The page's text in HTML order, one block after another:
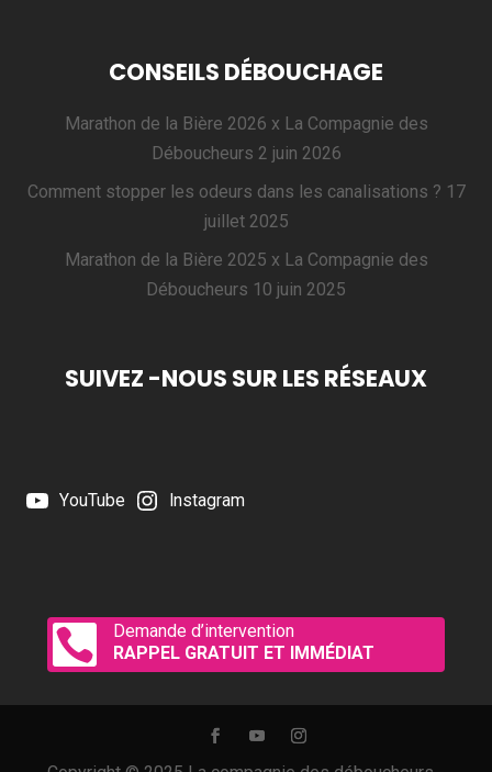
CONSEILS DÉBOUCHAGE
Marathon de la Bière 2026 x La Compagnie des
Déboucheurs 2 juin 2026
Comment stopper les odeurs dans les canalisations ? 17
juillet 2025
Marathon de la Bière 2025 x La Compagnie des
Déboucheurs 10 juin 2025
SUIVEZ -NOUS SUR LES RÉSEAUX
YouTube Instagram

Demande d’intervention
RAPPEL GRATUIT ET IMMÉDIAT